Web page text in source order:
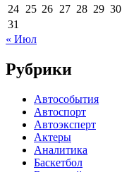
24 25 26 27 28 29 30
31
« Июл
Рубрики
Автособытия
Автоспорт
Автоэксперт
Актеры
Аналитика
Баскетбол